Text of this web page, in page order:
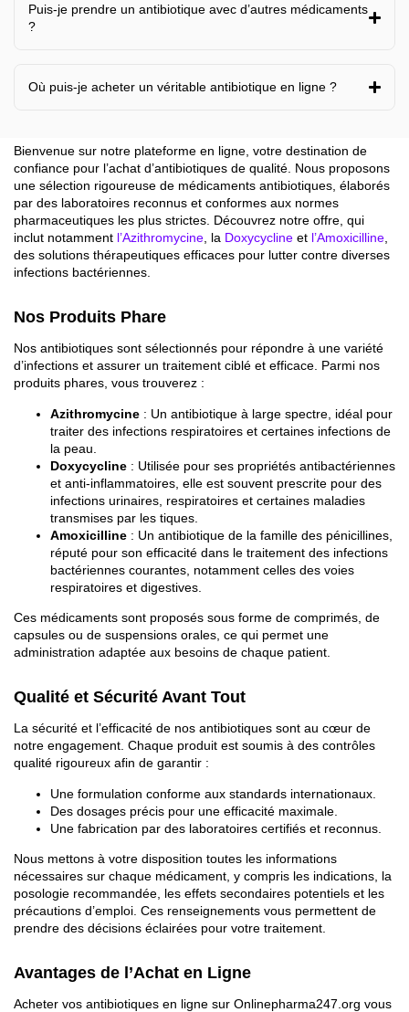
Puis-je prendre un antibiotique avec d’autres médicaments
?
Où puis-je acheter un véritable antibiotique en ligne ?
Bienvenue sur notre plateforme en ligne, votre destination de
confiance pour l’achat d’antibiotiques de qualité. Nous proposons
une sélection rigoureuse de médicaments antibiotiques, élaborés
par des laboratoires reconnus et conformes aux normes
pharmaceutiques les plus strictes. Découvrez notre offre, qui
inclut notamment l’Azithromycine , la Doxycycline et l’Amoxicilline
des solutions thérapeutiques efficaces pour lutter contre diverses
infections bactériennes.
Nos Produits Phare
Nos antibiotiques sont sélectionnés pour répondre à une variété
d’infections et assurer un traitement ciblé et efficace. Parmi nos
produits phares, vous trouverez :
Azithromycine : Un antibiotique à large spectre, idéal pour
traiter des infections respiratoires et certaines infections de
la peau.
Doxycycline : Utilisée pour ses propriétés antibactériennes
et anti-inflammatoires, elle est souvent prescrite pour des
infections urinaires, respiratoires et certaines maladies
transmises par les tiques.
Amoxicilline : Un antibiotique de la famille des pénicillines,
réputé pour son efficacité dans le traitement des infections
bactériennes courantes, notamment celles des voies
respiratoires et digestives.
Ces médicaments sont proposés sous forme de comprimés, de
capsules ou de suspensions orales, ce qui permet une
administration adaptée aux besoins de chaque patient.
Qualité et Sécurité Avant Tout
La sécurité et l’efficacité de nos antibiotiques sont au cœur de
notre engagement. Chaque produit est soumis à des contrôles
qualité rigoureux afin de garantir :
Une formulation conforme aux standards internationaux.
Des dosages précis pour une efficacité maximale.
Une fabrication par des laboratoires certifiés et reconnus.
Nous mettons à votre disposition toutes les informations
nécessaires sur chaque médicament, y compris les indications, la
posologie recommandée, les effets secondaires potentiels et les
précautions d’emploi. Ces renseignements vous permettent de
prendre des décisions éclairées pour votre traitement.
Avantages de l’Achat en Ligne
Acheter vos antibiotiques en ligne sur Onlinepharma247.org vous